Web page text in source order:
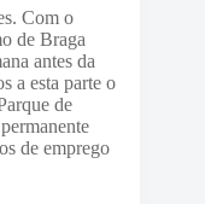
Com o
de Braga
antes da
a esta parte o
de
de emprego